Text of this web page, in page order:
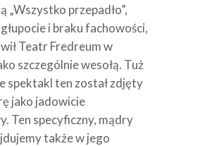
„Wszystko przepadło”,
i braku fachowości,
Teatr Fredreum w
szczególnie wesołą. Tuż
spektakl ten został zdjęty
jako jadowicie
Ten specyficzny, mądry
także w jego